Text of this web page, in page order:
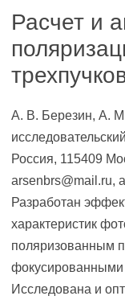
Расчет и
А. В. Березин, А.
Россия, 115409
arsenbrs@mail.ru,
Разработан
характеристик
поляризованным
Исследована и